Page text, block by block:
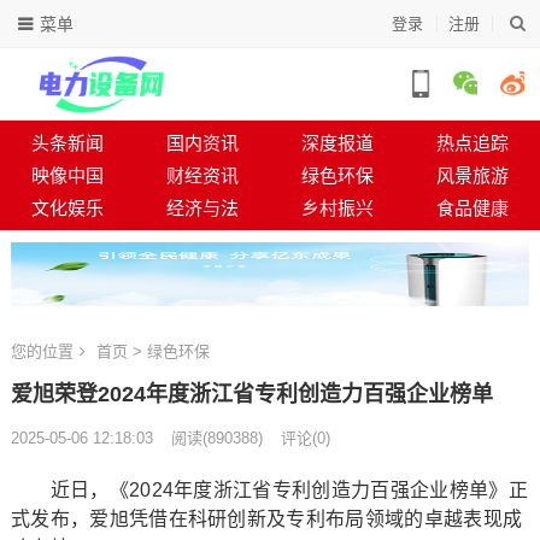
登录 注册
菜单
头条新闻 国内资讯 深度报道
热点追踪
映像中国
财经资讯 绿色环保
风景旅游
文化娱乐
经济与法 乡村振兴 食品健康
您的位置 首页 > 绿色环保
爱旭荣登2024年度浙江省专利创造力百强企业榜单
2025-05-06 12:18:03 阅读(890388) 评论(0)
近日，《2024年度浙江省专利创造力百强企业榜单》正
式发布，爱旭凭借在科研创新及专利布局领域的卓越表现成